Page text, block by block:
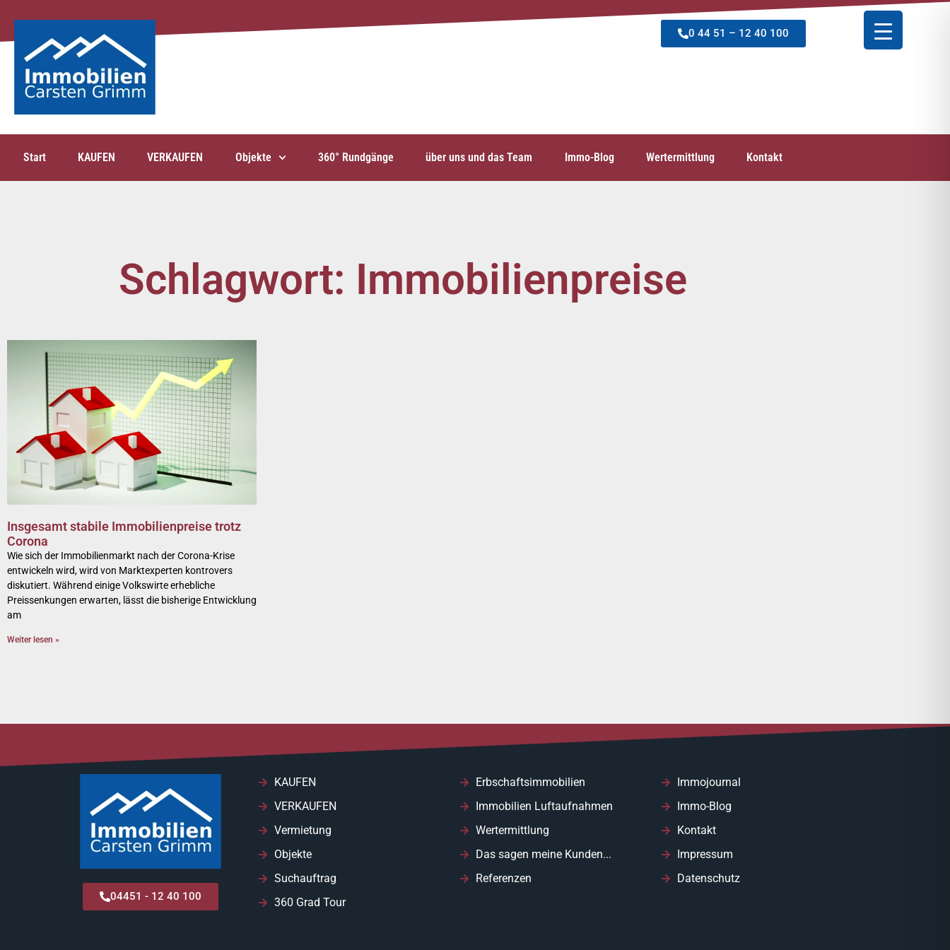
0 44 51 – 12 40 100
Start KAUFEN VERKAUFEN Objekte 360° Rundgänge über uns und das Team Immo-Blog Wertermittlung Kontakt
Schlagwort: Immobilienpreise
Insgesamt stabile Immobilienpreise trotz
Corona
Wie sich der Immobilienmarkt nach der Corona-Krise
entwickeln wird, wird von Marktexperten kontrovers
diskutiert. Während einige Volkswirte erhebliche
Preissenkungen erwarten, lässt die bisherige Entwicklung
am
Weiter lesen »
04451 - 12 40 100
KAUFEN
VERKAUFEN
Vermietung
Objekte
Suchauftrag
360 Grad Tour
Erbschaftsimmobilien
Immobilien Luftaufnahmen
Wertermittlung
Das sagen meine Kunden...
Referenzen
Immojournal
Immo-Blog
Kontakt
Impressum
Datenschutz